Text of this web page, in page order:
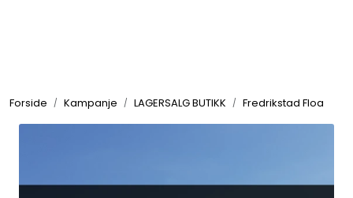
Forside Kampanje LAGERSALG BUTIKK Fredrikstad Floa
Elektrisk